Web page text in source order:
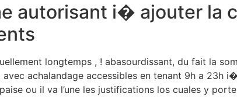
autorisant i� ajouter la
longtemps , ! abasourdissant, du fait la
achalandage accessibles en tenant 9h a 23h
ou il va l’une les justifications los cuales y